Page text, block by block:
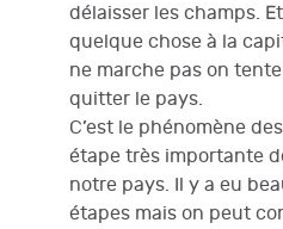
délaisser les champs.
quelque chose à la
ne marche pas on
quitter le pays.
C’est le phénomène
étape très importante
notre pays. Il y a eu
étapes mais on peut